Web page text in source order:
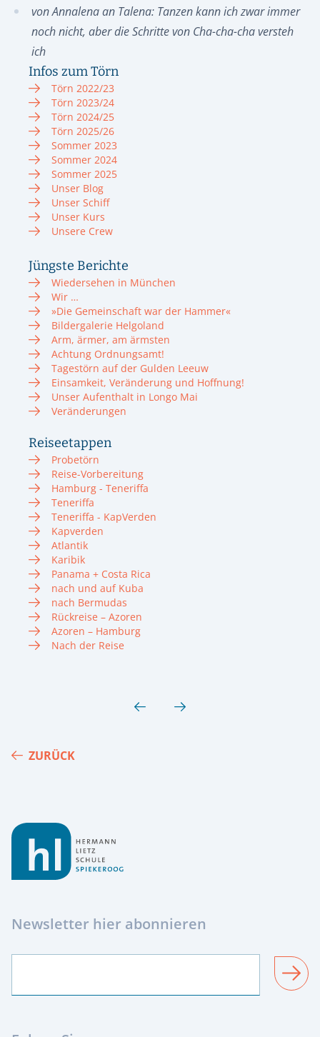
von Annalena an Talena: Tanzen kann ich zwar immer
noch nicht, aber die Schritte von Cha-cha-cha versteh
ich
Infos zum Törn
Törn 2022/23
Törn 2023/24
Törn 2024/25
Törn 2025/26
Sommer 2023
Sommer 2024
Sommer 2025
Unser Blog
Unser Schiff
Unser Kurs
Unsere Crew
Jüngste Berichte
Wiedersehen in München
Wir …
»Die Gemeinschaft war der Hammer«
Bildergalerie Helgoland
Arm, ärmer, am ärmsten
Achtung Ordnungsamt!
Tagestörn auf der Gulden Leeuw
Einsamkeit, Veränderung und Hoffnung!
Unser Aufenthalt in Longo Mai
Veränderungen
Reiseetappen
Probetörn
Reise-Vorbereitung
Hamburg - Teneriffa
Teneriffa
Teneriffa - KapVerden
Kapverden
Atlantik
Karibik
Panama + Costa Rica
nach und auf Kuba
nach Bermudas
Rückreise – Azoren
Azoren – Hamburg
Nach der Reise
ZURÜCK
Newsletter hier abonnieren
SENDEN